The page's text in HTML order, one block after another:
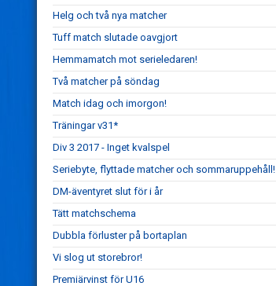
Helg och två nya matcher
Tuff match slutade oavgjort
Hemmamatch mot serieledaren!
Två matcher på söndag
Match idag och imorgon!
Träningar v31*
Div 3 2017 - Inget kvalspel
Seriebyte, flyttade matcher och sommaruppehåll!
DM-äventyret slut för i år
Tätt matchschema
Dubbla förluster på bortaplan
Vi slog ut storebror!
Premiärvinst för U16